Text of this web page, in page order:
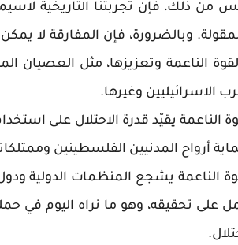
من ذلك، فإن تجربتنا التاريخية
وبالضرورة، فإن المفارقة لا
الناعمة وتعزيزها، مثل العصيان
الاسرائيليين وغيرها.
الناعمة يقيّد قدرة الاحتلال على
أرواح المدنيين الفلسطينين
الناعمة يشجع المنظمات الدولية
على تحقيقه، وهو ما نراه اليوم في